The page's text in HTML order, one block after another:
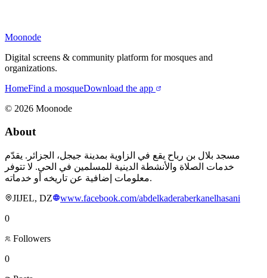
Moonode
Digital screens & community platform for mosques and
organizations.
HomeFind a mosqueDownload the app
© 2026 Moonode
About
مسجد بلال بن رباح يقع في الزاوية بمدينة جيجل، الجزائر. يقدّم
خدمات الصلاة والأنشطة الدينية للمسلمين في الحي. لا تتوفر
معلومات إضافية عن تاريخه أو خدماته.
JIJEL, DZ
www.facebook.com/abdelkaderaberkanelhasani
0
Followers
0